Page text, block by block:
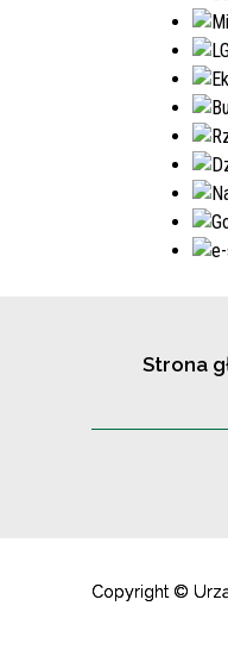
Strona
Copyright ©